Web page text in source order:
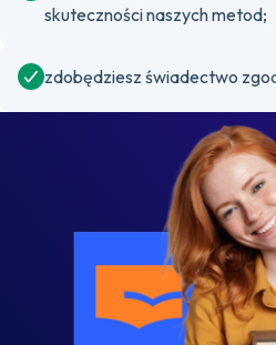
skuteczności naszych metod;
zdobędziesz świadectwo